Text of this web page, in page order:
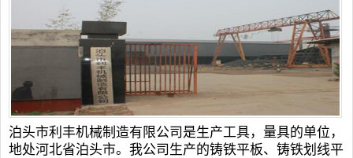
泊头市利丰机械制造有限公司是生产工具，量具的单位，
地处河北省泊头市。我公司生产的铸铁平板、 铸铁划线平